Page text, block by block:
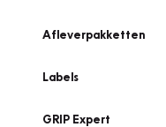
Afleverpakketten
Labels
GRIP Expert